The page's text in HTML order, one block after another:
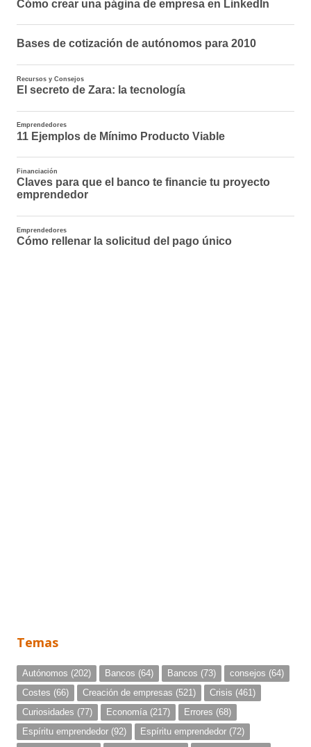
Temas
Autónomos (202) Bancos (64) Bancos (73) consejos (64)
Costes (66) Creación de empresas (521) Crisis (461)
Curiosidades (77) Economía (217) Errores (68)
Espíritu emprendedor (92) Espíritu emprendedor (72)